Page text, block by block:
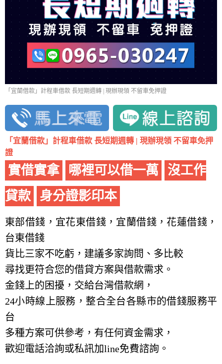
「宜蘭借款」計程車借款 長短期週轉 | 現辦現領 不留車免押證
「宜蘭借款」計程車借款 長短期週轉 | 現辦現領 不留車免押
證
實借實拿 哪裡可以借一萬
沒工作
貸款
身分證影印本
東部借錢，宜花東借錢，宜蘭借錢，花蓮借錢，
台東借錢
貨比三家不吃虧，建議多家詢問、多比較
尋找更符合您的借貸方案與借款需求。
金錢上的困擾，交給台灣借款網，
24小時線上服務，整合全台各縣市的借錢服務平
台
多種方案可供參考，有任何資金需求，
歡迎電話洽詢或私訊加line免費諮詢。